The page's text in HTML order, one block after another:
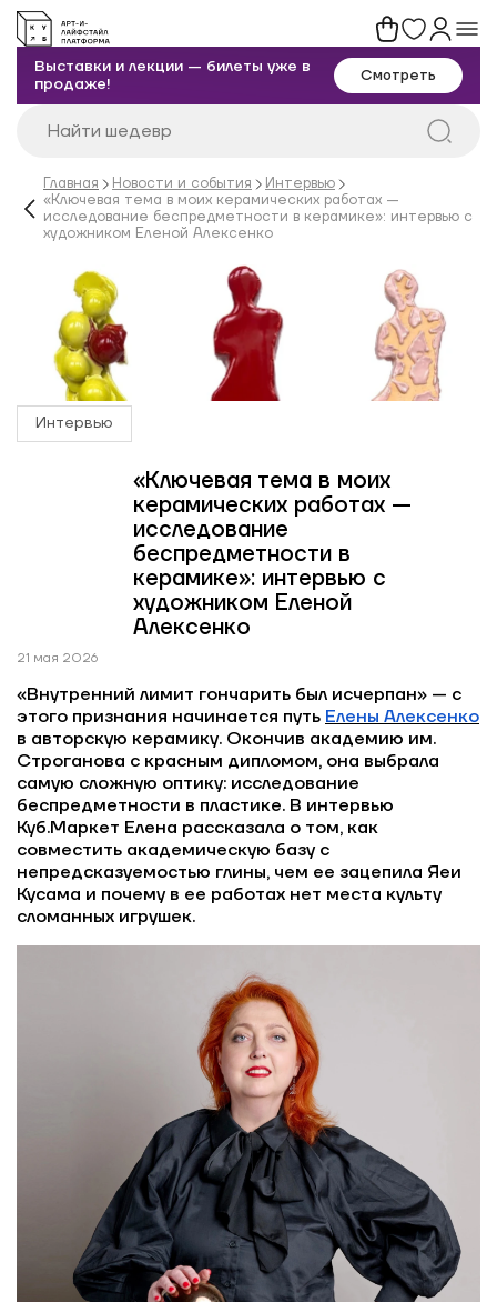
Выставки и лекции — билеты уже в
продаже!
Смотреть
Главная Новости и события
Интервью
«Ключевая тема в моих керамических работах —
исследование беспредметности в керамике»: интервью с
художником Еленой Алексенко
Интервью
«Ключевая тема в моих
керамических работах —
исследование
беспредметности в
керамике»: интервью с
художником Еленой
Алексенко
21 мая 2026
«Внутренний лимит гончарить был исчерпан» — с
этого признания начинается путь Елены Алексенко
в авторскую керамику. Окончив академию им.
Строганова с красным дипломом, она выбрала
самую сложную оптику: исследование
беспредметности в пластике. В интервью
Куб.Маркет Елена рассказала о том, как
совместить академическую базу с
непредсказуемостью глины, чем ее зацепила Яеи
Кусама и почему в ее работах нет места культу
сломанных игрушек.